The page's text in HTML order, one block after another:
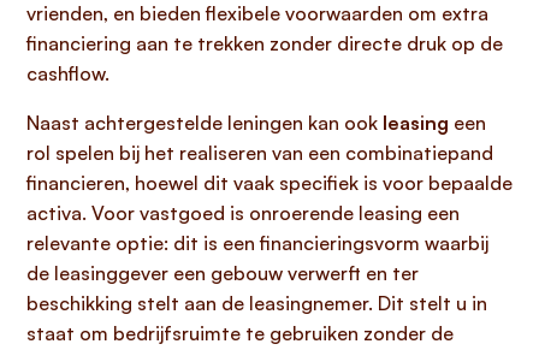
vrienden, en bieden flexibele voorwaarden om extra
financiering aan te trekken zonder directe druk op de
cashflow.
Naast achtergestelde leningen kan ook leasing een
rol spelen bij het realiseren van een combinatiepand
financieren, hoewel dit vaak specifiek is voor bepaalde
activa. Voor vastgoed is onroerende leasing een
relevante optie: dit is een financieringsvorm waarbij
de leasinggever een gebouw verwerft en ter
beschikking stelt aan de leasingnemer. Dit stelt u in
staat om bedrijfsruimte te gebruiken zonder de